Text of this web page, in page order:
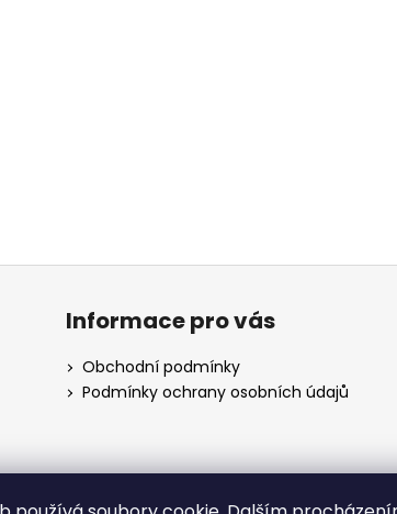
Informace pro vás
Obchodní podmínky
Podmínky ochrany osobních údajů